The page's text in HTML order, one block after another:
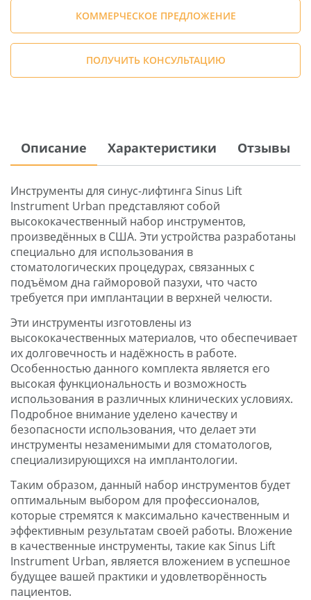
КОММЕРЧЕСКОЕ ПРЕДЛОЖЕНИЕ
ПОЛУЧИТЬ КОНСУЛЬТАЦИЮ
Описание Характеристики Отзывы
Инструменты для синус-лифтинга Sinus Lift
Instrument Urban представляют собой
высококачественный набор инструментов,
произведённых в США. Эти устройства разработаны
специально для использования в
стоматологических процедурах, связанных с
подъёмом дна гайморовой пазухи, что часто
требуется при имплантации в верхней челюсти.
Эти инструменты изготовлены из
высококачественных материалов, что обеспечивает
их долговечность и надёжность в работе.
Особенностью данного комплекта является его
высокая функциональность и возможность
использования в различных клинических условиях.
Подробное внимание уделено качеству и
безопасности использования, что делает эти
инструменты незаменимыми для стоматологов,
специализирующихся на имплантологии.
Таким образом, данный набор инструментов будет
оптимальным выбором для профессионалов,
которые стремятся к максимально качественным и
эффективным результатам своей работы. Вложение
в качественные инструменты, такие как Sinus Lift
Instrument Urban, является вложением в успешное
будущее вашей практики и удовлетворённость
пациентов.